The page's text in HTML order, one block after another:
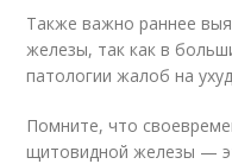
Также важно раннее
железы, так как в
патологии жалоб на
Помните, что
щитовидной железы —